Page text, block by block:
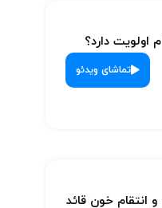
اولویت دارد؟
تماشای ویدئو
خون قائد